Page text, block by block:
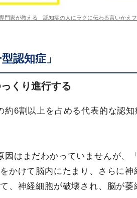
門家が教える 認知症の人にラクに伝わる言いかえ
認知症」
くり進行する
約6割以上を占める代表的な認
因はまだわかっていませんが、
かけて脳内にたまり、さらに
、神経細胞が破壊され、脳が